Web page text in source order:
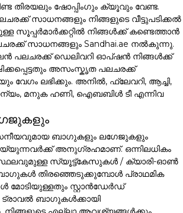
തിരയലും ഷോപ്പിംഗും ക്യൂവും വേണ്ട.
സാധനങ്ങളും നിങ്ങളുടെ വീട്ടുപടിക്കൽ
സൂപ്പർമാർക്കറ്റിൽ നിങ്ങൾക്ക് കണ്ടെത്താൻ
സാധനങ്ങളും Sandhai.ae നൽകുന്നു.
ഡെലിവറി ഓപ്ഷൻ നിങ്ങൾക്ക്
അസംസ്കൃത പലചരക്ക്
ലഭിക്കും. അനിൽ, ഫ്ലേവറി, ആച്ചി,
മനുക ഹണി, ഐബബിൾ ടീ എന്നിവ
ബാഗുകളും ലഗേജുകളും
അനുഗ്രഹമാണ്. ഒന്നിലധികം
സ്ഥലവുമുള്ള സ്യൂട്ട്കേസുകൾ / ക്യാരി-ഓൺ
തിരഞ്ഞെടുക്കുമ്പോൾ പ്രാഥമിക
മോടിയുള്ളതും സ്റ്റാൻഡേർഡ്
ബാഗുകൾക്കായി